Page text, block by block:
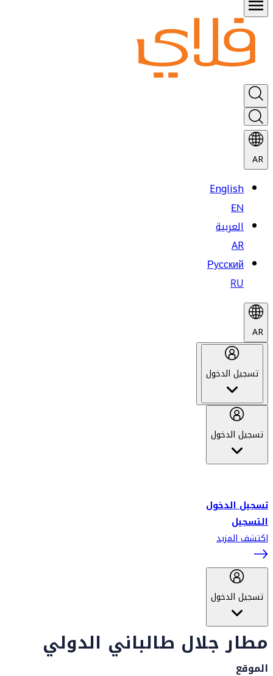
AR
English
EN
العربية
AR
Русский
RU
AR
تسجيل الدخول
تسجيل الدخول
تسجيل الدخول
التسجيل
اكتشف المزيد
تسجيل الدخول
مطار جلال طالباني الدولي
الموقع